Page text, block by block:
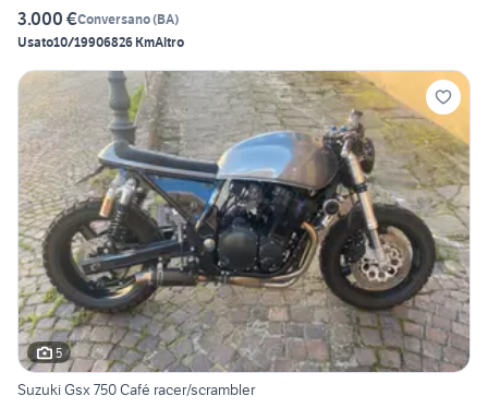
3.000 €Conversano(BA)
Usato10/19906826 KmAltro
5
Suzuki Gsx 750 Café racer/scrambler